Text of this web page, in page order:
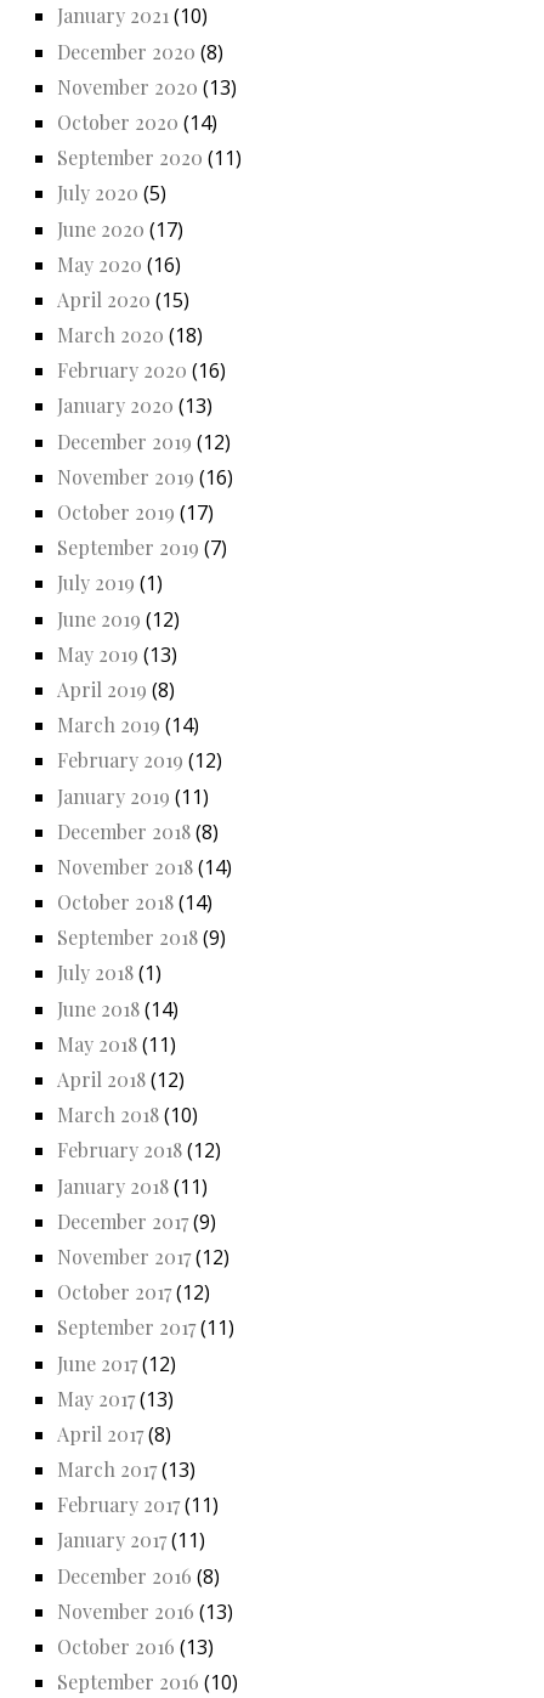
January 2021(10)
December 2020 (8)
November 2020 (13)
October 2020 (14)
September 2020 (11)
July 2020 (5)
June 2020 (17)
May 2020 (16)
April 2020 (15)
March 2020 (18)
February 2020 (16)
January 2020 (13)
December 2019 (12)
November 2019 (16)
October 2019 (17)
September 2019 (7)
July 2019 (1)
June 2019 (12)
May 2019 (13)
April 2019 (8)
March 2019 (14)
February 2019 (12)
January 2019 (11)
December 2018(8)
November 2018(14)
October 2018(14)
September 2018(9)
July 2018(1)
June 2018(14)
May 2018(11)
April 2018(12)
March 2018(10)
February 2018(12)
January 2018(11)
December 2017(9)
November 2017(12)
October 2017(12)
September 2017(11)
June 2017(12)
May 2017(13)
April 2017(8)
March 2017(13)
February 2017(11)
January 2017(11)
December 2016 (8)
November 2016 (13)
October 2016 (13)
September 2016 (10)